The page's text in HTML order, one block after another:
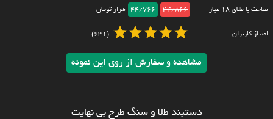
ساخت با طلای ۱۸ عیار 44/866
44/766 هزار تومان
امتیاز کاربران (631)
مشاهده و سفارش از روی این نمونه
دستبند طلا و سنگ طرح بی نهایت